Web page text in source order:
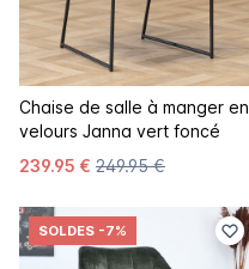
Chaise de salle à manger en
velours Janna vert foncé
239.95 € 249.95 €
SOLDES -7%